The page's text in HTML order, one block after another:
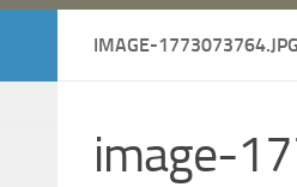
IMAGE-1773073764.JPG
image-